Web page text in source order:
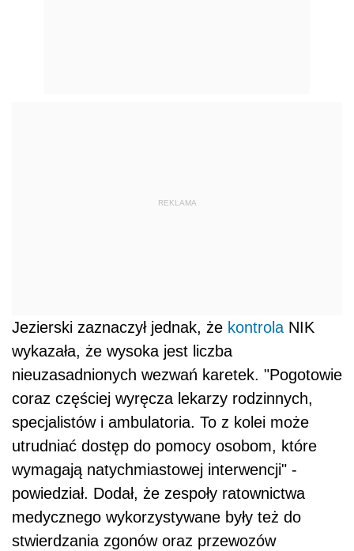
REKLAMA
Jezierski zaznaczył jednak, że kontrola NIK
wykazała, że wysoka jest liczba
nieuzasadnionych wezwań karetek. "Pogotowie
coraz częściej wyręcza lekarzy rodzinnych,
specjalistów i ambulatoria. To z kolei może
utrudniać dostęp do pomocy osobom, które
wymagają natychmiastowej interwencji" -
powiedział. Dodał, że zespoły ratownictwa
medycznego wykorzystywane były też do
stwierdzania zgonów oraz przewozów